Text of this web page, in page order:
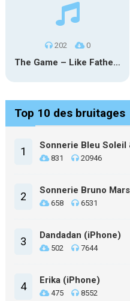
202 0
The Game – Like Father Like Daughter
Top 10 des bruitages
1 Sonnerie Bleu Soleil
831 20946
2 Sonnerie Bruno
658 6531
3 Dandadan (iPhone)
502 7644
4 Erika (iPhone)
475 8552